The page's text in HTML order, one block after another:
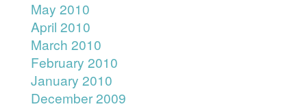
May 2010
April 2010
March 2010
February 2010
January 2010
December 2009